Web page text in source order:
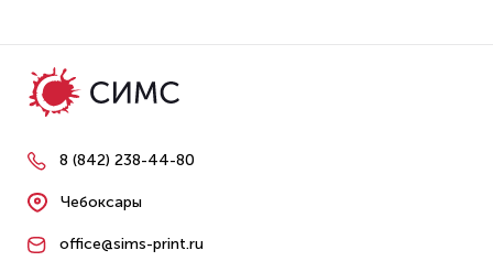
8 (842) 238-44-80
Чебоксары
office@sims-print.ru